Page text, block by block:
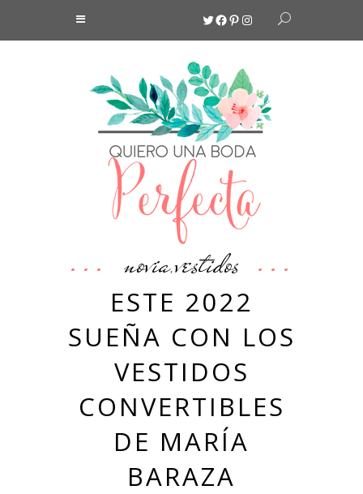
Twitter
Facebook
Pinterest
Instagram
novia,vestidos
ESTE 2022
SUEÑA CON LOS
VESTIDOS
CONVERTIBLES
DE MARÍA
BARAZA